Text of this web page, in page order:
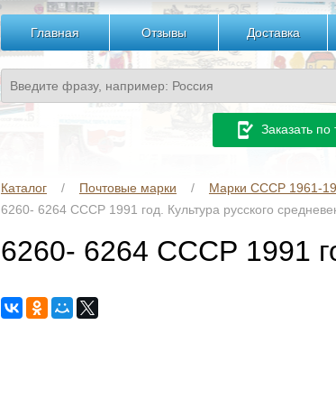
Главная Отзывы Доставка
Заказать
Каталог Почтовые марки Марки СССР 1961-
6260- 6264 СССР 1991 год. Культура русского
6260- 6264 СССР 1991